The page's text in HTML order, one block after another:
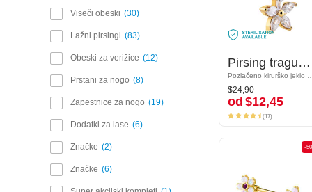
Viseči obeski 30
Lažni pirsingi 83
Obeski za verižice 12
Prstani za nogo 8
Zapestnice za nogo 19
Dodatki za lase 6
Značke 2
Značke 6
Pirsing tragus s/z cvetličnim dizajnom in Kristalni kamni
Pozlačeno kirurško jeklo 316L
$24,90
od$12,45
Pirsing tragus s/z cvetličnim dizajnom in Kristalni kamni
$24,90
od $12,45
(17)
-50%
-